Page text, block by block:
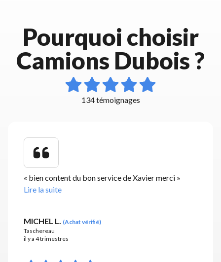
Pourquoi choisir
Camions Dubois ?
134 témoignages
« bien content du bon service de Xavier merci »
Lire la suite
MICHEL L. (Achat vérifié)
Taschereau
il y a 4 trimestres